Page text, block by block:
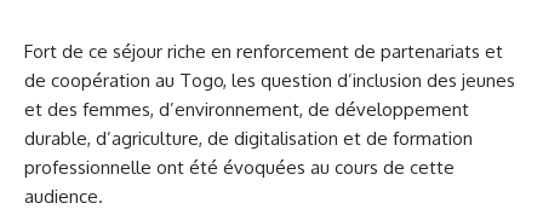
Fort de ce séjour riche en renforcement de partenariats et
de coopération au Togo, les question d’inclusion des jeunes
et des femmes, d’environnement, de développement
durable, d’agriculture, de digitalisation et de formation
professionnelle ont été évoquées au cours de cette
audience.